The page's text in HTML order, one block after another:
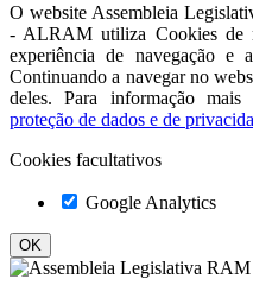
O website Assembleia
- ALRAM utiliza Cookies de
experiência de navegação e
Continuando a navegar no
deles. Para informação mais
proteção de dados e de
Cookies facultativos
Google Analytics